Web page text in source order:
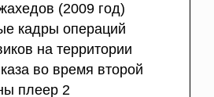
(2009 год)
кадры операций
на территории
во время второй
плеер 2